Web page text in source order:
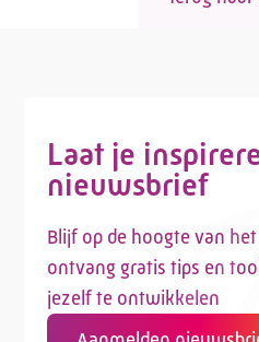
Laat je
nieuwsbrief
Blijf op de hoogte van
ontvang gratis tips en
jezelf te ontwikkelen